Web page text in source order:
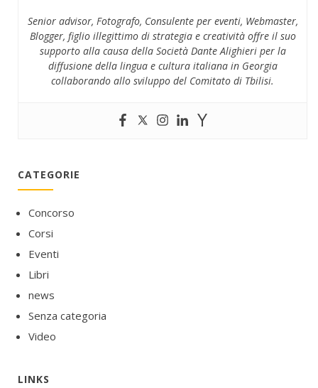
Senior advisor, Fotografo, Consulente per eventi, Webmaster,
Blogger, figlio illegittimo di strategia e creatività offre il suo
supporto alla causa della Società Dante Alighieri per la
diffusione della lingua e cultura italiana in Georgia
collaborando allo sviluppo del Comitato di Tbilisi.
CATEGORIE
Concorso
Corsi
Eventi
Libri
news
Senza categoria
Video
LINKS